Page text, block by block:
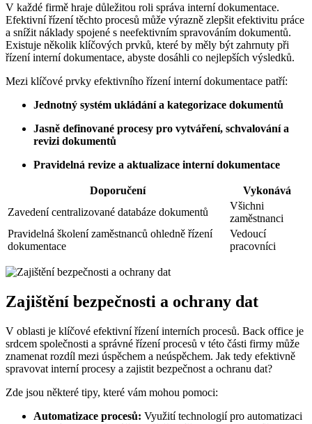
V každé firmě hraje důležitou roli správa interní dokumentace.
Efektivní řízení těchto procesů může výrazně zlepšit efektivitu práce
a snížit náklady spojené s neefektivním spravováním dokumentů.
Existuje několik klíčových prvků, které by měly být zahrnuty při
řízení interní dokumentace, abyste dosáhli co nejlepších výsledků.
Mezi klíčové prvky efektivního řízení interní dokumentace patří:
Jednotný systém ukládání a kategorizace dokumentů
Jasně definované procesy pro vytváření, schvalování a
revizi dokumentů
Pravidelná revize a aktualizace interní dokumentace
Doporučení
Vykonává
Zavedení centralizované databáze dokumentů
Všichni
zaměstnanci
Pravidelná školení zaměstnanců ohledně řízení
dokumentace
Vedoucí
pracovníci
Zajištění bezpečnosti a ochrany dat
V oblasti je klíčové efektivní řízení interních procesů. Back office je
srdcem společnosti a správné řízení procesů v této části firmy může
znamenat rozdíl mezi úspěchem a neúspěchem. Jak tedy efektivně
spravovat interní procesy a zajistit bezpečnost a ochranu dat?
Zde jsou některé tipy, které vám mohou pomoci:
Automatizace procesů: Využití technologií pro automatizaci